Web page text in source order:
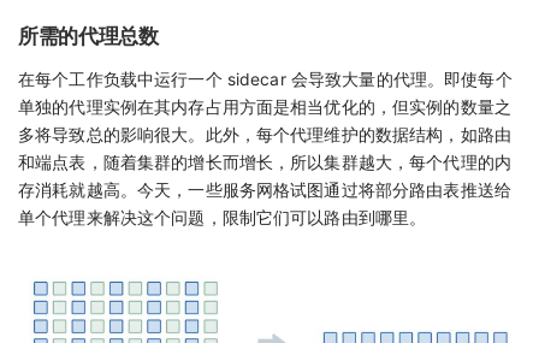
所需的代理总数
在每个工作负载中运行一个 sidecar 会导致大量的代理。即使每个
单独的代理实例在其内存占用方面是相当优化的，但实例的数量之
多将导致总的影响很大。此外，每个代理维护的数据结构，如路由
和端点表，随着集群的增长而增长，所以集群越大，每个代理的内
存消耗就越高。今天，一些服务网格试图通过将部分路由表推送给
单个代理来解决这个问题，限制它们可以路由到哪里。